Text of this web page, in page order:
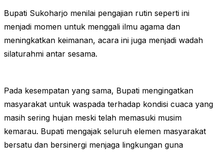
Bupati Sukoharjo menilai pengajian rutin seperti ini
menjadi momen untuk menggali ilmu agama dan
meningkatkan keimanan, acara ini juga menjadi wadah
silaturahmi antar sesama.
Pada kesempatan yang sama, Bupati mengingatkan
masyarakat untuk waspada terhadap kondisi cuaca yang
masih sering hujan meski telah memasuki musim
kemarau. Bupati mengajak seluruh elemen masyarakat
bersatu dan bersinergi menjaga lingkungan guna